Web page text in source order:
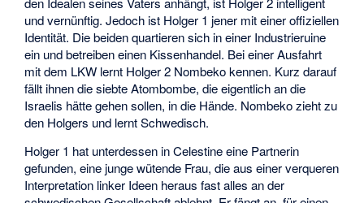
und vernünftig. Jedoch ist Holger 1 jener mit einer offiziellen
Identität. Die beiden quartieren sich in einer Industrieruine
ein und betreiben einen Kissenhandel. Bei einer Ausfahrt
mit dem LKW lernt Holger 2 Nombeko kennen. Kurz darauf
fällt ihnen die siebte Atombombe, die eigentlich an die
Israelis hätte gehen sollen, in die Hände. Nombeko zieht zu
den Holgers und lernt Schwedisch.
Holger 1 hat unterdessen in Celestine eine Partnerin
gefunden, eine junge wütende Frau, die aus einer verqueren
Interpretation linker Ideen heraus fast alles an der